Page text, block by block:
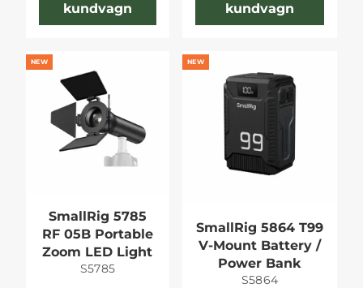
kundvagn
kundvagn
NEW
SmallRig 5785
RF 05B Portable
Zoom LED Light
S5785
NEW
SmallRig 5864 T99
V-Mount Battery /
Power Bank
S5864